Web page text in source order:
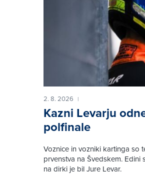
2. 8. 2026 |
Kazni Levarju
polfinale
Voznice in vozniki kartinga so
prvenstva na Švedskem.
na dirki je bil Jure Levar.